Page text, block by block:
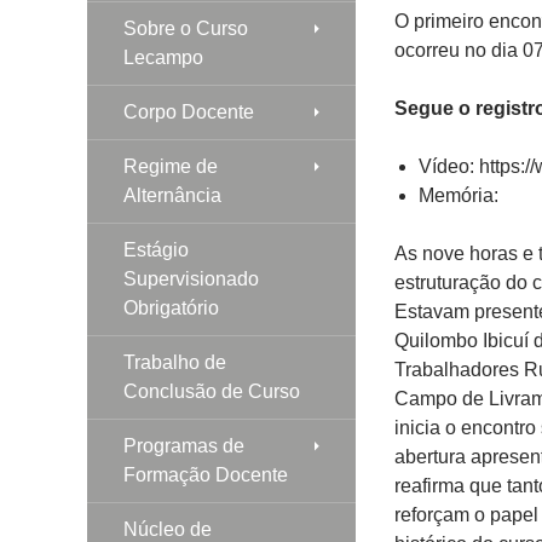
O primeiro
ocorreu no dia
Segue o
Vídeo: https://
Memória:
As nove horas e trinta minutos do dia 07 de abril de 2017, se inicia a reunião de estruturação do conselho comunitário da LECAMPO, previsto no PPC do curso. Estavam presentes as seguintes instituições: MST, Associação de Remanescentes de Quilombo Ibicuí da Armada e Quilombo do Munhoz, Movimento Sindical de Trabalhadores Rurais – Fetraf Sul, Secretarias Municipais de Educação, Escolas do Campo de Livramento, Candiota, Hulha, Dom Pedrito e Bagé. Professora Maritza inicia o encontro saudando os presentes. O professor Vinícius realiza uma fala de abertura apresentando o histórico do cenário universitário no país nos últimos anos, e reafirma que tanto a UNIPAMPA como a UFFS são iniciativas importantes que reforçam o papel da universidade frente a sociedade. A fala continua abordando o histórico do curso da LECAMPO no campus, e explica um pouco sobre a estruturação do curso (Tempo Universidade e Tempo Comunidade). Vinícius explica sobre a reflexão que levou a iniciativa de estruturar o Conselho Comunitário – participação da comunidade na dinâmica do curso – argumentando que já existem outros exemplos de conselhos comunitários na universidade. São abordados aspectos da conjuntura atual, bem como dos desafios que são colocados para a educação no próximo período. Na sequência explicou-se como foi organizada a agenda do encontro, dedicando-se o primeiro momento à apresentação das estruturas universitárias que comportam o curso e, no segundo momento, à interação e participação efetiva das entidades por intermédio do debate. Questões centrais para o encontro: 1 – qual é o papel da universidade na comunidade / realidade das instituições presentes. 2 – Como maximizar uma rede de contatos/comunicação entre as instituições? 3 – Qual o papel do curso frente a realidade dessas comunidades? Foi proposta uma rodada de apresentação entre os presentes. Professor Vinícius convida o professor Thiago Beuron – diretor do campus Dom Pedrito – para realizar uma fala de apresentação. Thiago inicia sua fala saudando os presentes e abordando aspectos da conjuntura da
Sobre o Curso
Lecampo
Corpo Docente
Regime de
Alternância
Estágio
Supervisionado
Obrigatório
Trabalho de
Conclusão de Curso
Programas de
Formação Docente
Núcleo de